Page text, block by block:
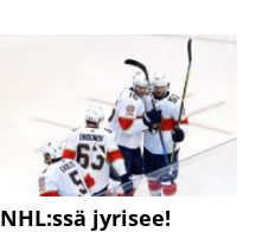
NHL:ssä jyrisee!